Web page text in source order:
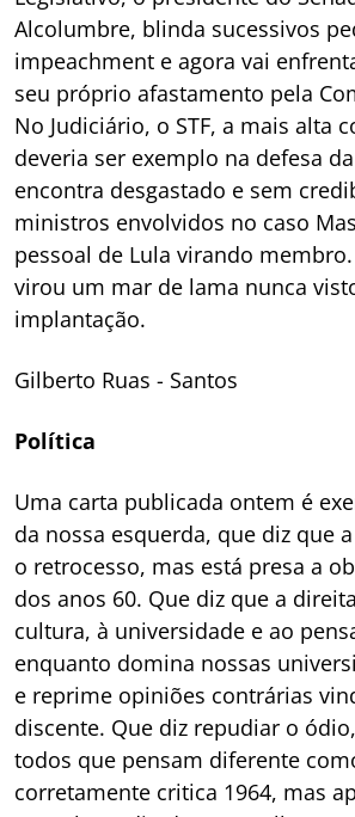
Alcolumbre, blinda sucessivos
impeachment e agora vai
seu próprio afastamento pela
No Judiciário, o STF, a mais alta
deveria ser exemplo na defesa
encontra desgastado e sem
ministros envolvidos no caso
pessoal de Lula virando
virou um mar de lama nunca
implantação.
Gilberto Ruas - Santos
Política
Uma carta publicada ontem é
da nossa esquerda, que diz que
o retrocesso, mas está presa a
dos anos 60. Que diz que a
cultura, à universidade e ao
enquanto domina nossas
e reprime opiniões contrárias
discente. Que diz repudiar o
todos que pensam diferente
corretamente critica 1964, mas